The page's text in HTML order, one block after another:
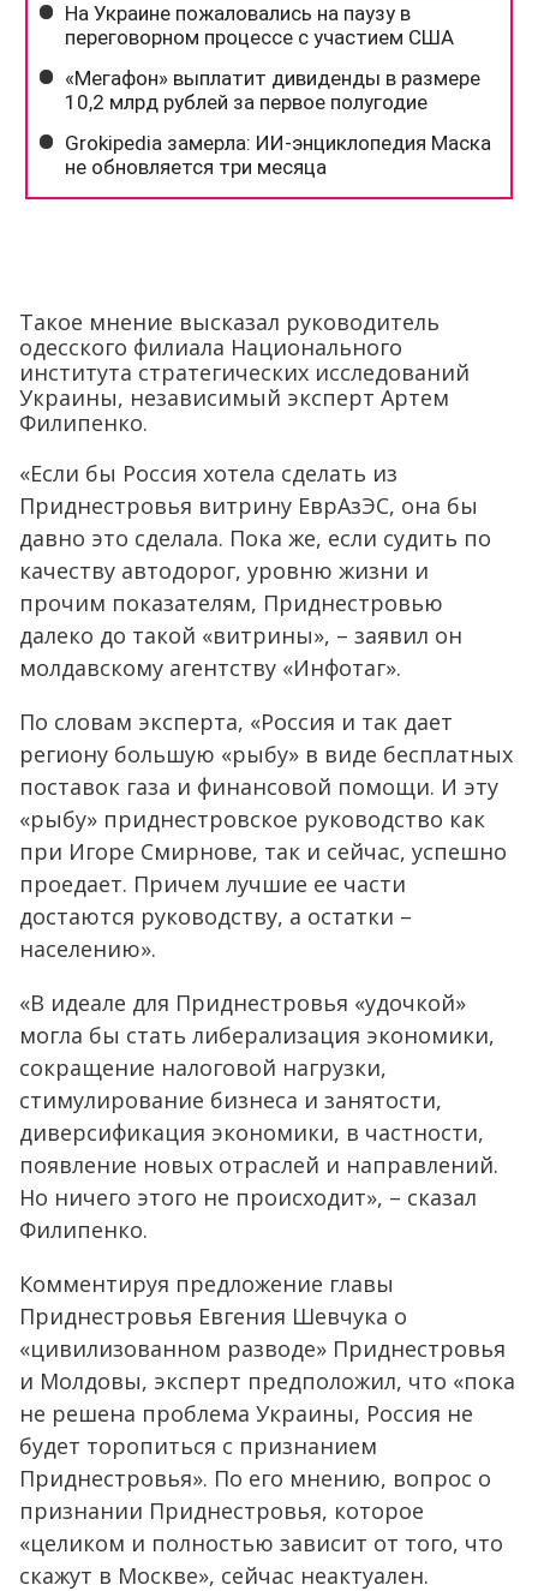
Такое мнение высказал руководитель
одесского филиала Национального
института стратегических исследований
Украины, независимый эксперт Артем
Филипенко.
«Если бы Россия хотела сделать из
Приднестровья витрину ЕврАзЭС, она бы
давно это сделала. Пока же, если судить по
качеству автодорог, уровню жизни и
прочим показателям, Приднестровью
далеко до такой «витрины», – заявил он
молдавскому агентству «Инфотаг».
По словам эксперта, «Россия и так дает
региону большую «рыбу» в виде бесплатных
поставок газа и финансовой помощи. И эту
«рыбу» приднестровское руководство как
при Игоре Смирнове, так и сейчас, успешно
проедает. Причем лучшие ее части
достаются руководству, а остатки –
населению».
«В идеале для Приднестровья «удочкой»
могла бы стать либерализация экономики,
сокращение налоговой нагрузки,
стимулирование бизнеса и занятости,
диверсификация экономики, в частности,
появление новых отраслей и направлений.
Но ничего этого не происходит», – сказал
Филипенко.
Комментируя предложение главы
Приднестровья Евгения Шевчука о
«цивилизованном разводе» Приднестровья
и Молдовы, эксперт предположил, что «пока
не решена проблема Украины, Россия не
будет торопиться с признанием
Приднестровья». По его мнению, вопрос о
признании Приднестровья, которое
«целиком и полностью зависит от того, что
скажут в Москве», сейчас неактуален.